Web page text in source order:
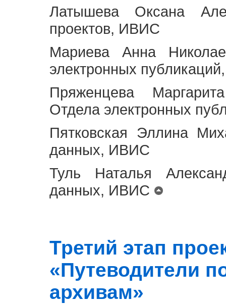
Латышева Оксана
проектов, ИВИС
Мариева Анна
электронных
Пряженцева
Отдела электронных
Пятковская Эллина
данных, ИВИС
Туль Наталья
данных, ИВИС
Третий этап
«Путеводители
архивам»